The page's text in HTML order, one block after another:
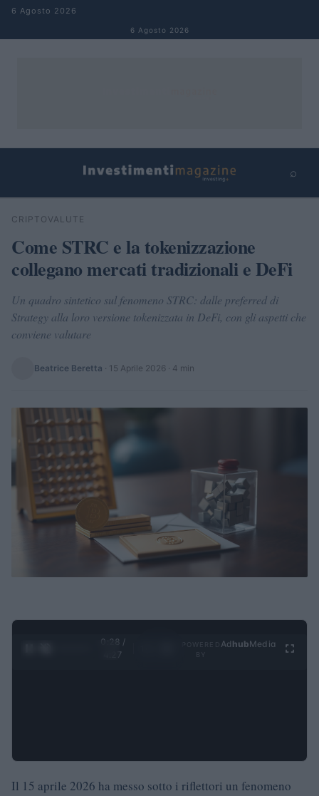
Salta al contenuto
6 Agosto 2026
6 Agosto 2026
⌕
Cerca
CRIPTOVALUTE
Come STRC e la tokenizzazione
collegano mercati tradizionali e DeFi
Un quadro sintetico sul fenomeno STRC: dalle preferred di
Strategy alla loro versione tokenizzata in DeFi, con gli aspetti che
conviene valutare
Beatrice Beretta · 15 Aprile 2026 · 4 min
0:29 /
4:27
Ad hubMedia
Il 15 aprile 2026 ha messo sotto i riflettori un fenomeno